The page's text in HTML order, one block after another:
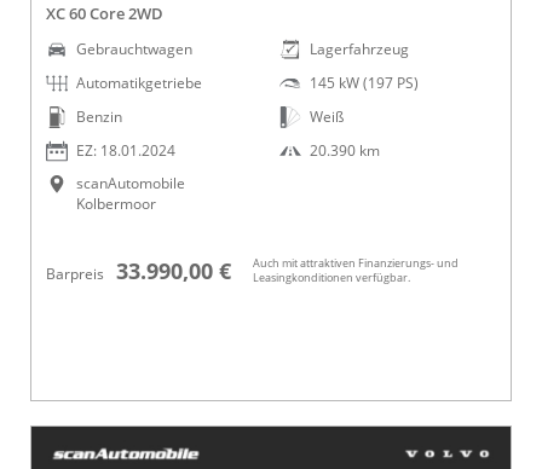
XC 60 Core 2WD
Gebrauchtwagen
Automatikgetriebe
Benzin
EZ: 18.01.2024
scanAutomobile
Kolbermoor
Lagerfahrzeug
145 kW (197 PS)
Weiß
20.390 km
Barpreis 33.990,00 €
Auch mit attraktiven Finanzierungs- und
Leasingkonditionen verfügbar.